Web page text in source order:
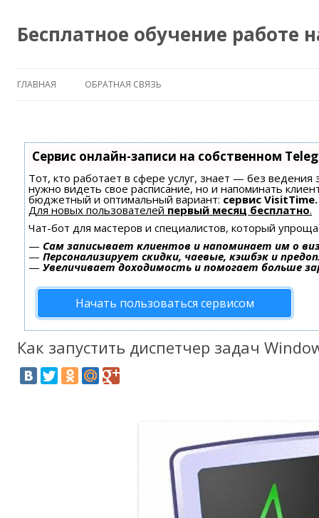
Бесплатное обучение работе
ГЛАВНАЯ ОБРАТНАЯ СВЯЗЬ
Сервис онлайн-записи на собственном
Тот, кто работает в сфере услуг, знает — без ведения
нужно видеть свое расписание, но и напоминать
бюджетный и оптимальный вариант: сервис VisitTime.
Для новых пользователей первый месяц бесплатно.
Чат-бот для мастеров и специалистов, который
— Сам записывает клиентов и напоминает им о
— Персонализирует скидки, чаевые, кэшбэк и
— Увеличивает доходимость и помогает больше
Начать пользоваться сервисом
Как запустить диспетчер задач